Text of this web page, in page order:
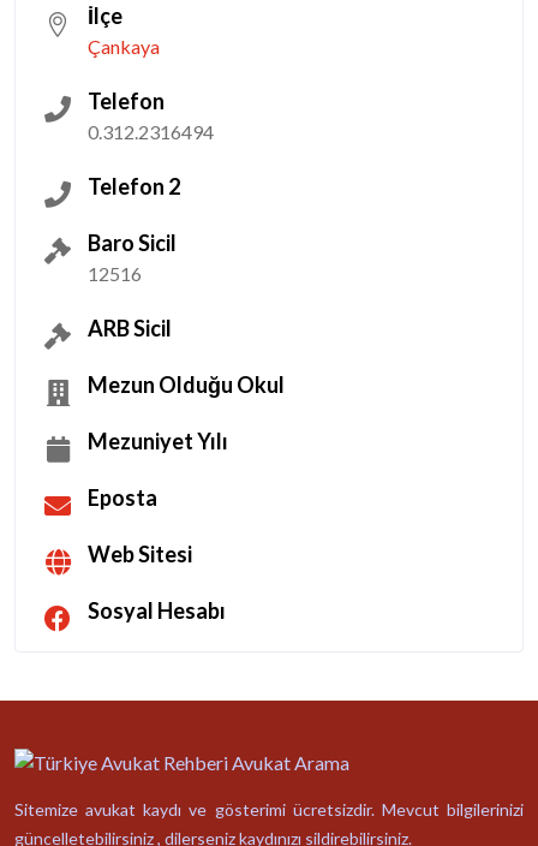
İlçe
Çankaya
Telefon
0.312.2316494
Telefon 2
Baro Sicil
12516
ARB Sicil
Mezun Olduğu Okul
Mezuniyet Yılı
Eposta
Web Sitesi
Sosyal Hesabı
Sitemize avukat kaydı ve gösterimi ücretsizdir. Mevcut bilgilerinizi
güncelletebilirsiniz , dilerseniz kaydınızı sildirebilirsiniz.